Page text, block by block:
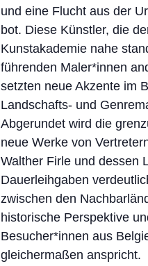
und eine Flucht aus der
bot. Diese Künstler, die
Kunstakademie nahe
führenden Maler*innen
setzten neue Akzente im
Landschafts- und
Abgerundet wird die
neue Werke von
Walther Firle und dessen
Dauerleihgaben
zwischen den
historische Perspektive
Besucher*innen aus
gleichermaßen anspricht.